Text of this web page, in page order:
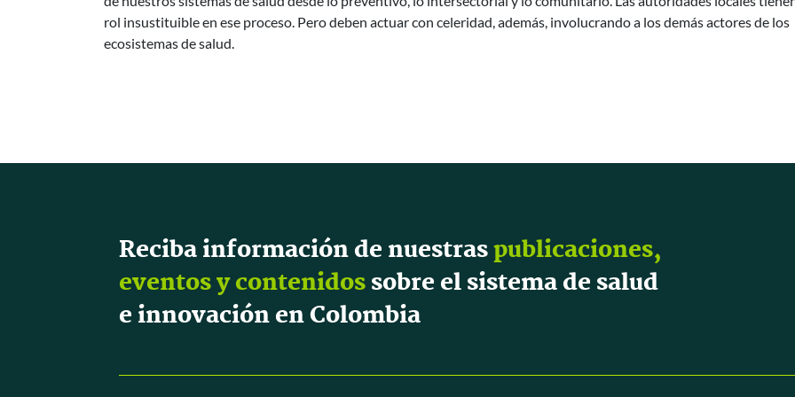
rol insustituible en ese proceso. Pero deben actuar con celeridad, además, involucrando a los demás actores de los
ecosistemas de salud.
Reciba información de nuestraspublicaciones,
eventos y contenidossobre el sistema de salud
e innovación en Colombia